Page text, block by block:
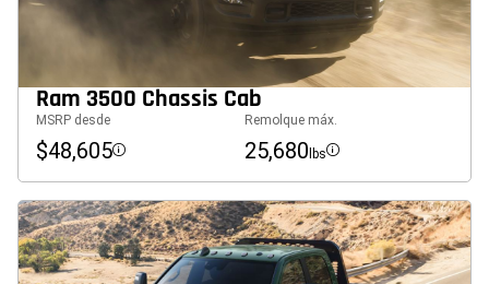
Ram 3500 Chassis Cab
MSRP desde
$48,605 Disclosure
Remolque máx.
25,680 lbs Disclosure